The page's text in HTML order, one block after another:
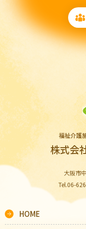
福祉介護
株式会
大阪市
Tel.06-
HOME